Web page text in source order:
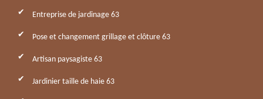
Entreprise de jardinage 63
Pose et changement grillage et clôture 63
Artisan paysagiste 63
Jardinier taille de haie 63